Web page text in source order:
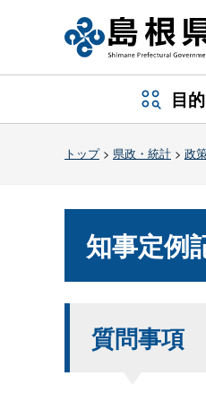
目
トップ> 県政・統計 > 政
知事定例
質問事項